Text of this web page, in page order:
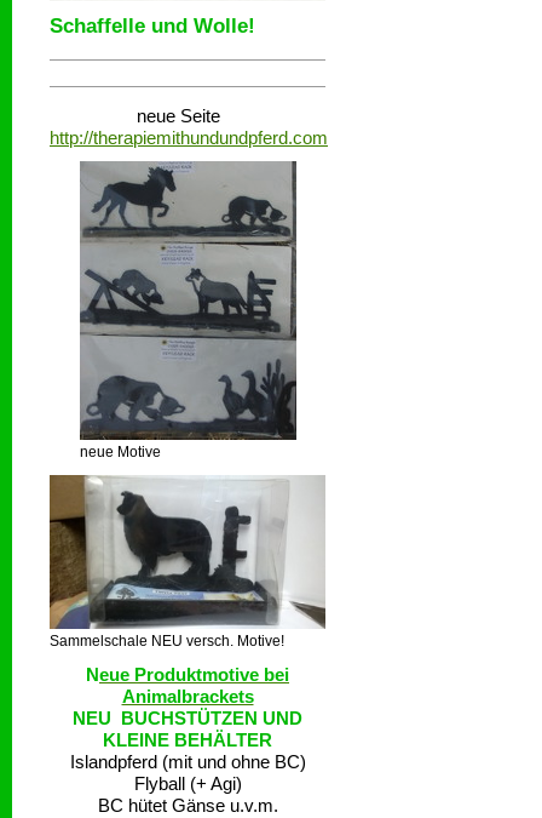
Schaffelle und Wolle!
neue Seite
http://therapiemithundundpferd.com
neue Motive
Sammelschale NEU versch. Motive!
Neue Produktmotive bei
Animalbrackets
NEU BUCHSTÜTZEN UND
KLEINE BEHÄLTER
Islandpferd (mit und ohne BC)
Flyball (+ Agi)
BC hütet Gänse u.v.m.